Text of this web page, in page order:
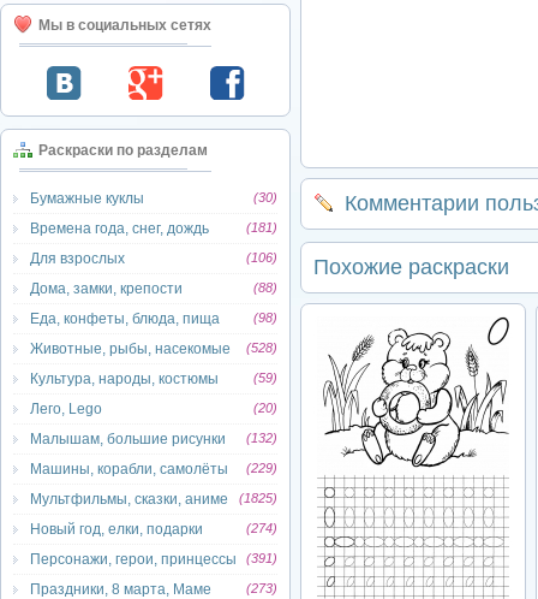
Мы в социальных сетях
Раскраски по разделам
Бумажные куклы (30)
Времена года, снег, дождь (181)
Для взрослых (106)
Дома, замки, крепости (88)
Еда, конфеты, блюда, пища (98)
Животные, рыбы, насекомые (528)
Культура, народы, костюмы (59)
Лего, Lego (20)
Малышам, большие рисунки (132)
Машины, корабли, самолёты (229)
Мультфильмы, сказки, аниме (1825)
Новый год, елки, подарки (274)
Персонажи, герои, принцессы (391)
Праздники, 8 марта, Маме (273)
Комментарии
Похожие раскраски